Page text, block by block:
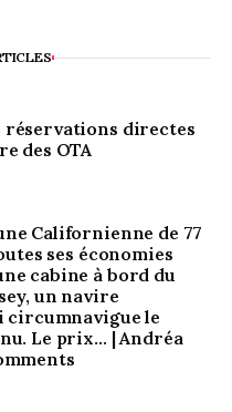
réservations directes
des OTA
Californienne de 77
ses économies
cabine à bord du
un navire
circumnavigue le
Le prix… | Andréa